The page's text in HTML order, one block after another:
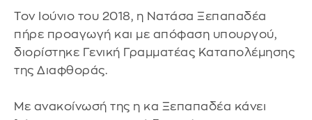
Τον Ιούνιο του 2018, η Νατάσα Ξεπαπαδέα
πήρε προαγωγή και με απόφαση υπουργού,
διορίστηκε Γενική Γραμματέας Καταπολέμησης
της Διαφθοράς.
Με ανακοίνωσή της η κα Ξεπαπαδέα κάνει